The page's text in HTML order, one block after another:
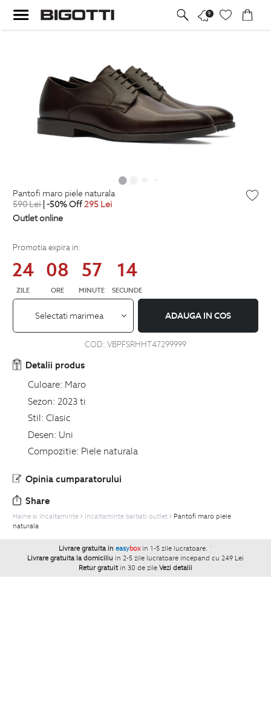
9
pantofi maro piele naturala
590Lei | -50% Off295 Lei
Outlet online
Promotia expira in:
24
ZILE
08
ORE
57
MINUTE
13
SECUNDE
Selectati marimea ADAUGA IN COS
COD: VBPFSRHHT47299999
Detalii produs
Culoare: Maro
Sezon: 2023 ti
Stil: Clasic
Desen: Uni
Compozitie: Piele naturala
Opinia cumparatorului
Share
Haine si Incaltaminte Incaltaminte barbati outlet
Pantofi maro piele
naturala
Livrare gratuita in easybox in 1-5 zile lucratoare. `
Livrare gratuita la domiciliu in 2-5 zile lucratoare incepand cu 249 Lei
Retur gratuit in 30 de zile Vezi detalii